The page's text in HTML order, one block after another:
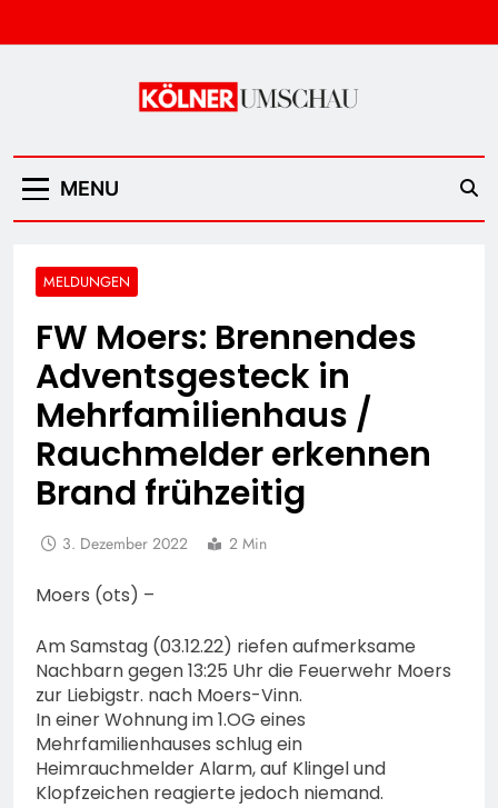
to
Kölner Umschau
MENU
MELDUNGEN
FW Moers: Brennendes
Adventsgesteck in
Mehrfamilienhaus /
Rauchmelder erkennen
Brand frühzeitig
3. Dezember 2022 2 Min
Moers (ots) –
Am Samstag (03.12.22) riefen aufmerksame
Nachbarn gegen 13:25 Uhr die Feuerwehr Moers
zur Liebigstr. nach Moers-Vinn.
In einer Wohnung im 1.OG eines
Mehrfamilienhauses schlug ein
Heimrauchmelder Alarm, auf Klingel und
Klopfzeichen reagierte jedoch niemand.